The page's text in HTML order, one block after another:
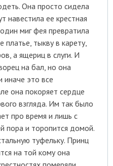
Она просто сидела
навестила ее крестная
миг фея превратила
тыкву в карету,
а ящериц в слуги. И
на бал, но она
иначе это все
она покоряет сердце
взгляда. Им так было
про время и лишь с
пора и торопится домой.
туфельку. Принц
на той кому она